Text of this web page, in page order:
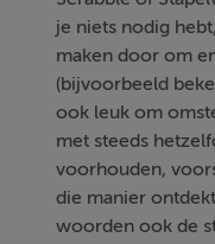
je niets nodig
maken door om
(bijvoorbeeld
ook leuk om
met steeds
voorhouden,
die manier
woorden ook de